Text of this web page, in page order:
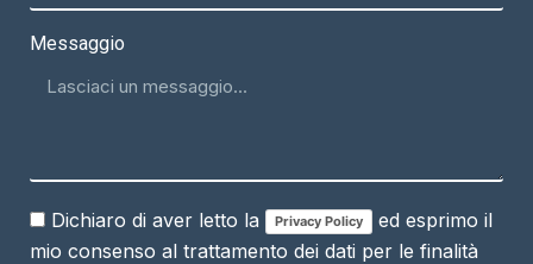
Messaggio
Dichiaro di aver letto la Privacy Policy
ed esprimo il
mio consenso al trattamento dei dati per le finalità